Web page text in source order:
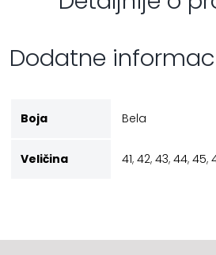
Dodatne
Boja Bela
Veličina 41, 42, 43, 44, 45,